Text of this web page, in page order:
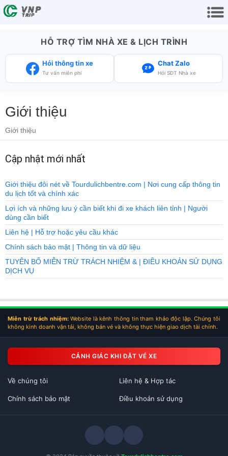
HỖ TRỢ TÌM NHÀ XE & LỊCH TRÌNH
Hỏi thông tin xe
Tư vấn miễn phí
Chat Zalo
Hỏi SĐT Nhà xe
Giới thiệu
Giới thiệu
Cập nhật mới nhất
Giới thiệu đôi nét về Tourdulichbentre.com | Nơi cung cấp thông tin
du lịch tốt và chính xác
Lợi ích và những lưu ý cần biết khi đi xe khách liên tỉnh | Người
dùng cần biết
Liên hệ | Hỗ trợ hoặc yêu cầu khác
Chính sách bảo mật | Thông tin và dữ liệu
TUYÊN BỐ MIỄN TRỪ TRÁCH NHIỆM & | ĐIỀU KHOẢN SỬ DỤNG
DỊCH VỤ
Miễn trừ trách nhiệm:Website là kênh thông tin tham khảo độc lập. Chúng tôi
không kinh doanh vận tải, không bán vé và không thực hiện giao dịch tài chính.
CẢNH GIÁC KHI ĐẶT VÉ XE
Về chúng tôi Liên hệ & Hợp tác
Chính sách bảo mật Điều khoản sử dụng